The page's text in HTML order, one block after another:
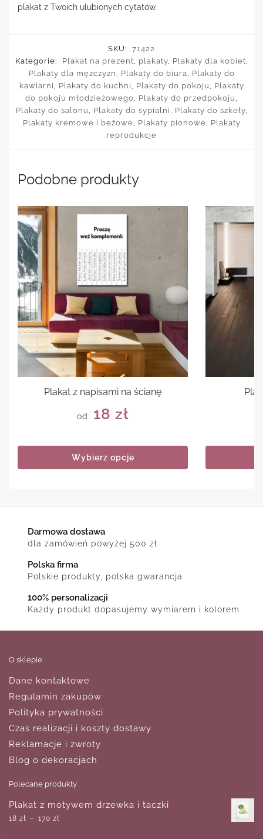
plakat z Twoich ulubionych cytatów.
SKU:
71422
Kategorie:
Plakat na prezent plakaty, Plakaty dla kobiet
Plakaty dla mężczyzn
Plakaty do biura
Plakaty do
kawiarni
Plakaty do kuchni Plakaty do pokoju
Plakaty
do pokoju młodzieżowego
Plakaty do przedpokoju
Plakaty do salonu
Plakaty do sypialni Plakaty do szkoły,
Plakaty kremowe i beżowe
Plakaty pionowe
Plakaty
reprodukcje
Podobne produkty
Plakat z napisami na ścianę
od: 18 zł
Wybierz opcje
Darmowa dostawa
dla zamówień powyżej 500 zł
Polska firma
Polskie produkty, polska gwarancja
100% personalizacji
Każdy produkt dopasujemy wymiarem i kolorem
O sklepie
Dane kontaktowe
Regulamin zakupów
Polityka prywatności
Czas realizacji i koszty dostawy
Reklamacje i zwroty
Blog o dekoracjach
Polecane produkty
Plakat z motywem drzewka i taczki
18 zł – 170 zł